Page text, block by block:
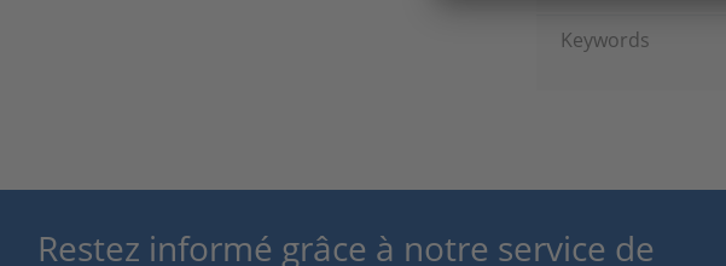
Keywords
Restez informé grâce à notre service de